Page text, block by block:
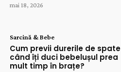
mai 18, 2026
Sarcină & Bebe
Cum previi durerile de spate
când îți duci bebelușul prea
mult timp în brațe?